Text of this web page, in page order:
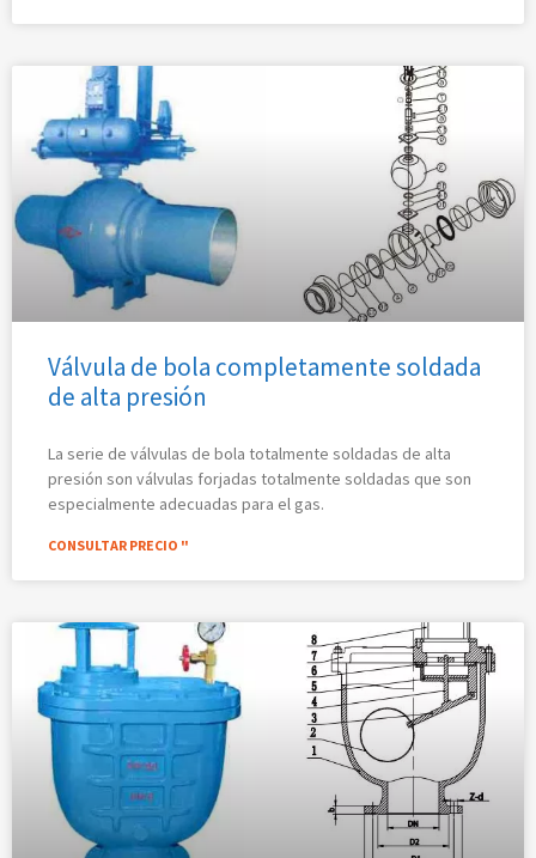
Válvula de bola completamente soldada
de alta presión
La serie de válvulas de bola totalmente soldadas de alta
presión son válvulas forjadas totalmente soldadas que son
especialmente adecuadas para el gas.
CONSULTAR PRECIO "